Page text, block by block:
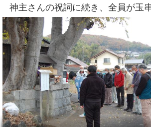
神主さんの祝詞に続き、全員が玉